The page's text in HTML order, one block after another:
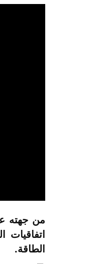
من جهته
الطاقة.